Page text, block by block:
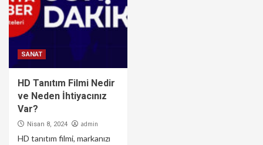
SANAT
HD Tanıtım Filmi Nedir
ve Neden İhtiyacınız
Var?
Nisan 8, 2024 admin
HD tanıtım filmi, markanızı